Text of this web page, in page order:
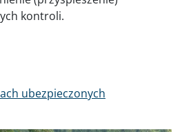
kontroli.
ubezpieczonych